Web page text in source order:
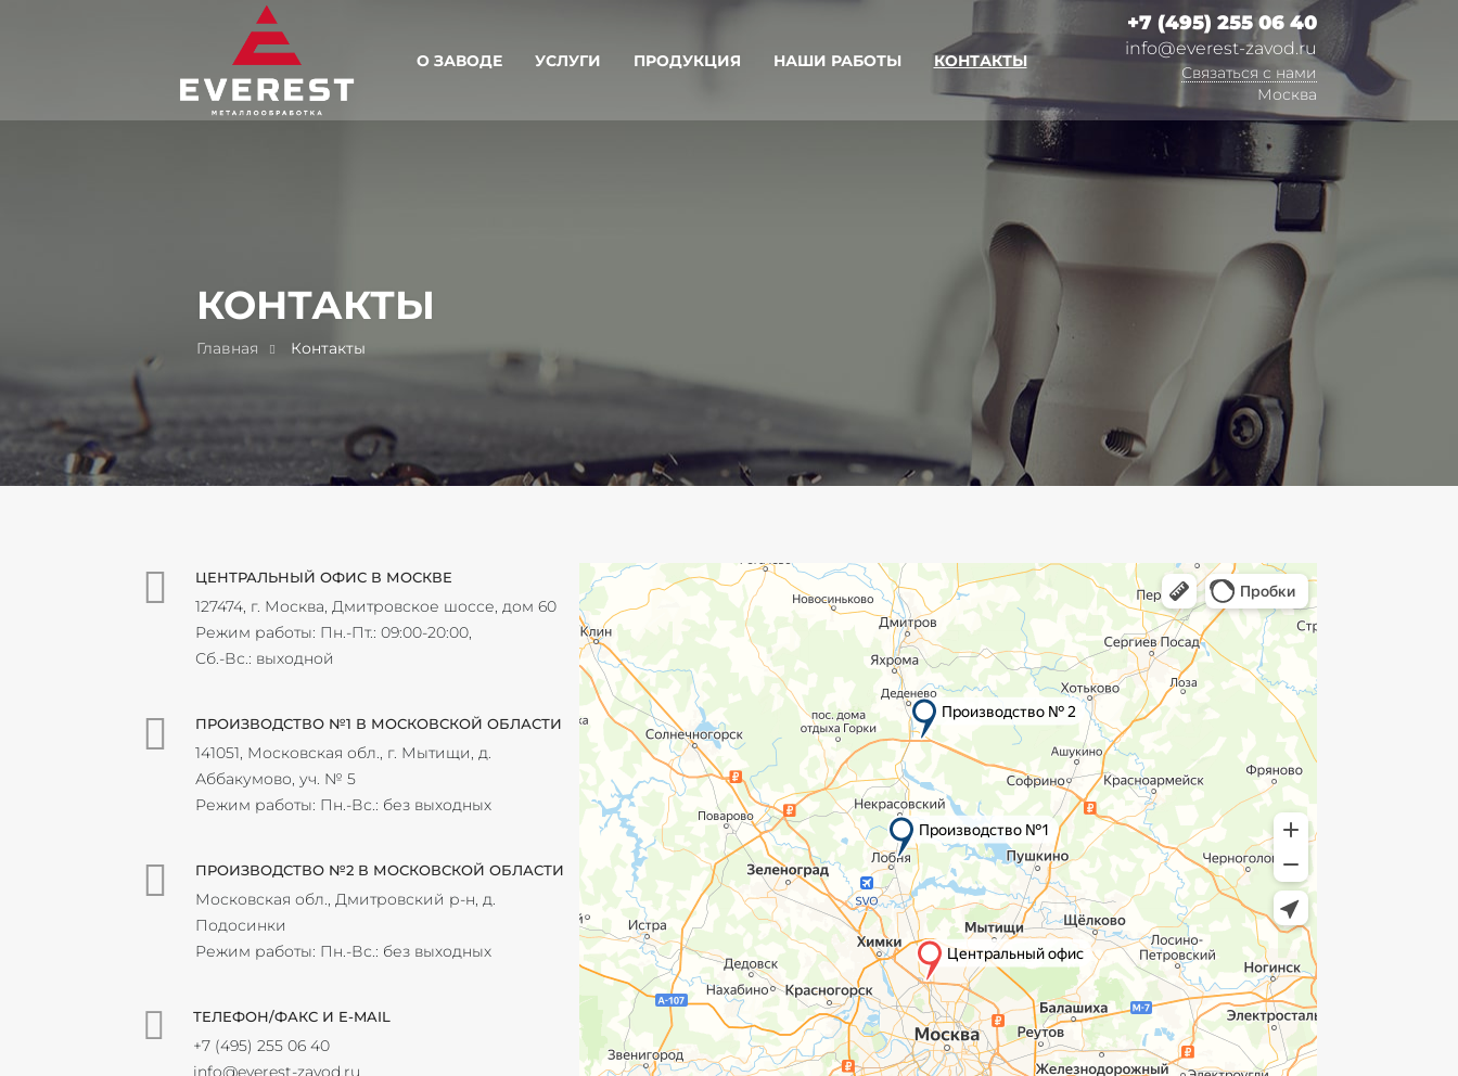
О ЗАВОДЕ УСЛУГИ ПРОДУКЦИЯ НАШИ РАБОТЫ КОНТАКТЫ
+7 (495) 255 06 40
info@everest-zavod.ru
Связаться с нами
Москва
КОНТАКТЫ
Главная Контакты
ЦЕНТРАЛЬНЫЙ ОФИС В МОСКВЕ
127474, г. Москва, Дмитровское шоссе, дом 60
Режим работы: Пн.-Пт.: 09:00-20:00,
Сб.-Вс.: выходной
ПРОИЗВОДСТВО №1 В МОСКОВСКОЙ ОБЛАСТИ
141051, Московская обл., г. Мытищи, д.
Аббакумово, уч. № 5
Режим работы: Пн.-Вс.: без выходных
ПРОИЗВОДСТВО №2 В МОСКОВСКОЙ ОБЛАСТИ
Московская обл., Дмитровский р-н, д.
Подосинки
Режим работы: Пн.-Вс.: без выходных
ТЕЛЕФОН/ФАКС И E-MAIL
+7 (495) 255 06 40
info@everest-zavod.ru